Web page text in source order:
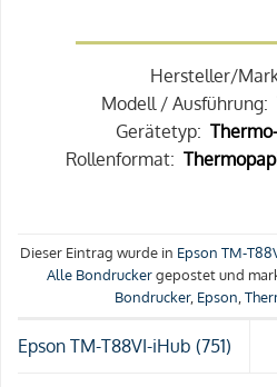
Hersteller/
Modell / Ausführung:
Gerätetyp:
Rollenformat:
Dieser Eintrag wurde in Epson TM-
Alle Bondruckergepostet und
Bondrucker, Epson,
Epson TM-T88VI-iHub (751)